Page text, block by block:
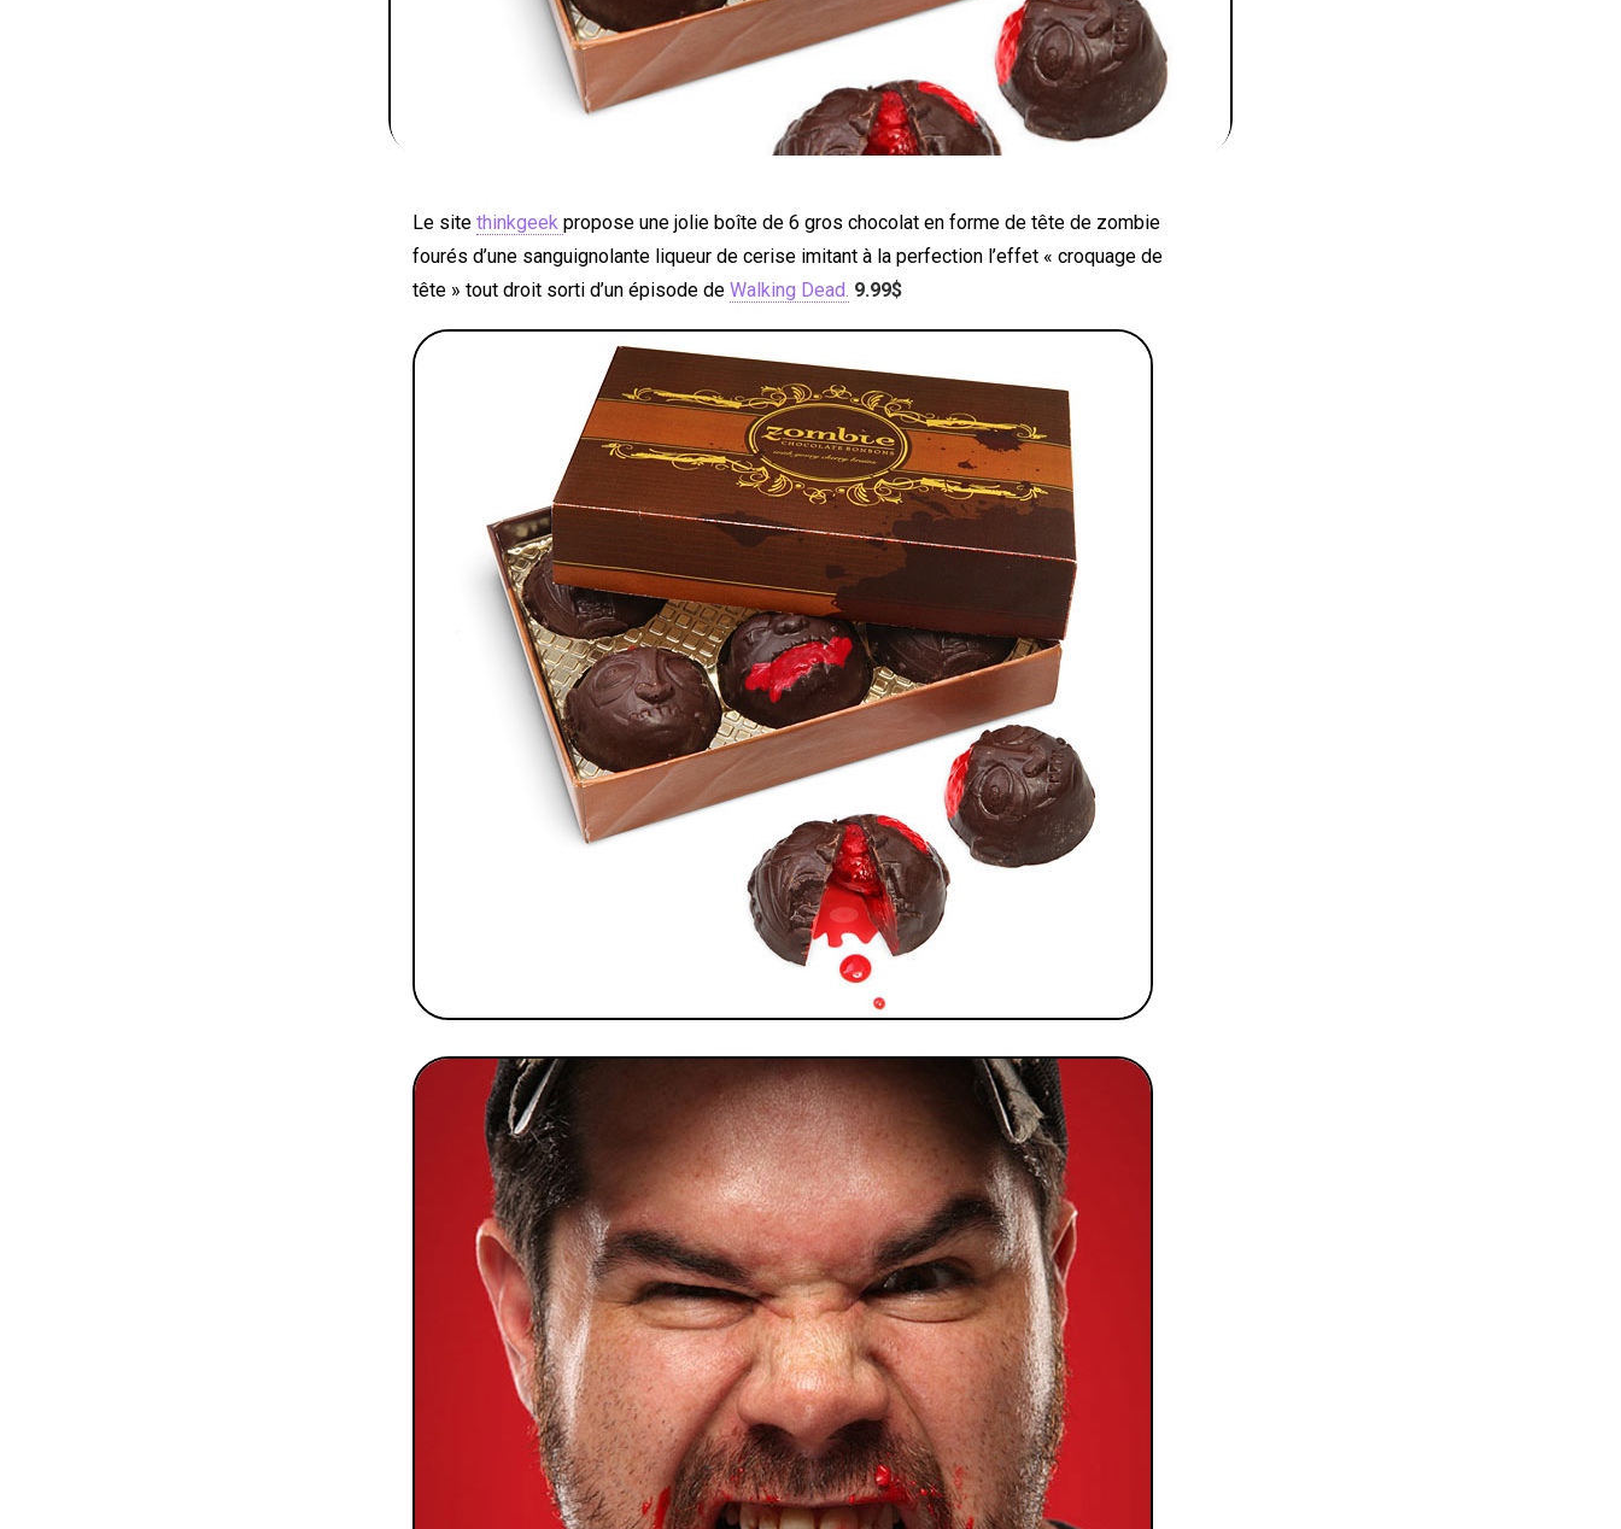
Le site thinkgeek propose une jolie boîte de 6 gros chocolat en forme de tête de zombie
fourés d’une sanguignolante liqueur de cerise imitant à la perfection l’effet « croquage de
tête » tout droit sorti d’un épisode de Walking Dead. 9.99$